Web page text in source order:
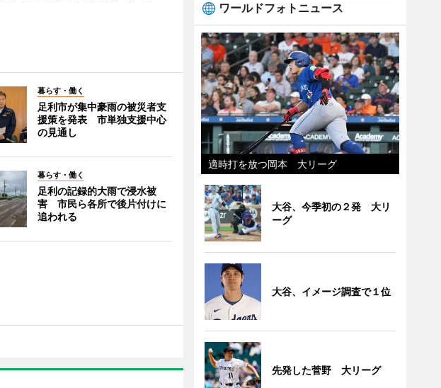
暮らす・働く
足利市が集中豪雨の被災者支
援策を発表 市単独支援中心
の見通し
暮らす・働く
足利の記録的大雨で浸水被
害 市民ら各所で後片付けに
追われる
ワールドフォトニュース
適時打を放つ岡本 大リーグ
大谷、今季初の２発 大リ
ーグ
大谷、イメージ調査で１位
先発した菅野 大リーグ